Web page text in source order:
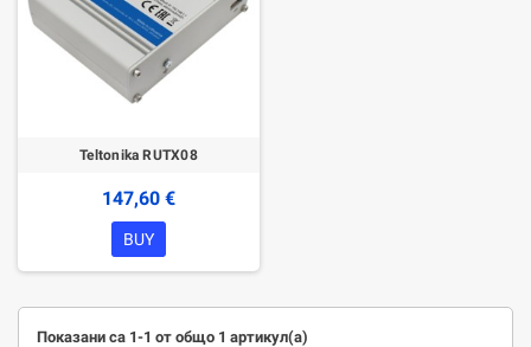
Teltonika RUTX08
147,60 €
BUY
Показани са 1-1 от общо 1 артикул(а)